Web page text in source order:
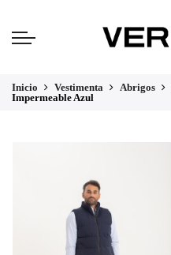
Inicio Vestimenta Abrigos
Impermeable Azul